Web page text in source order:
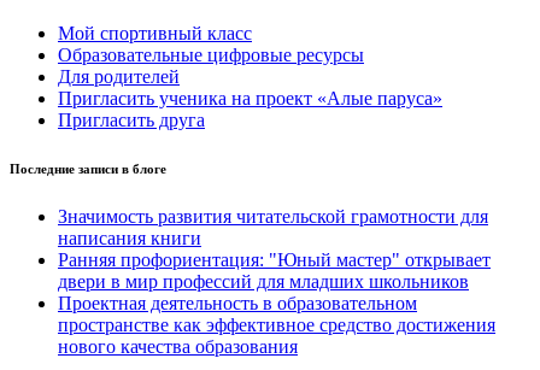
Мой спортивный класс
Образовательные цифровые ресурсы
Для родителей
Пригласить ученика на проект «Алые паруса»
Пригласить друга
Последние записи в блоге
Значимость развития читательской грамотности для
написания книги
Ранняя профориентация: "Юный мастер" открывает
двери в мир профессий для младших школьников
Проектная деятельность в образовательном
пространстве как эффективное средство достижения
нового качества образования